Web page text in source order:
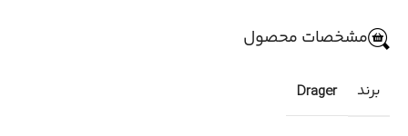
مشخصات محصول
برند Drager